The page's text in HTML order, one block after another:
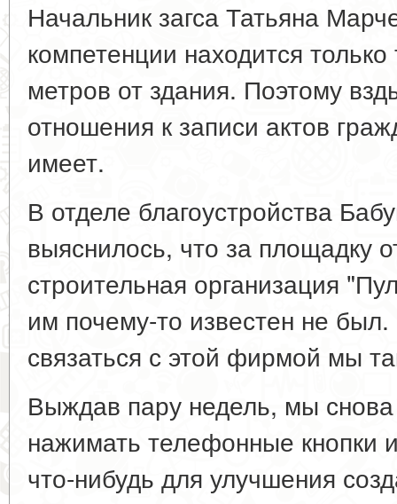
Начальник загса Татьяна
компетенции находится
метров от здания. Поэтому
отношения к записи актов
имеет.
В отделе благоустройства
выяснилось, что за площадку
строительная организация
им почему-то известен не
связаться с этой фирмой мы
Выждав пару недель, мы
нажимать телефонные кнопки
что-нибудь для улучшения